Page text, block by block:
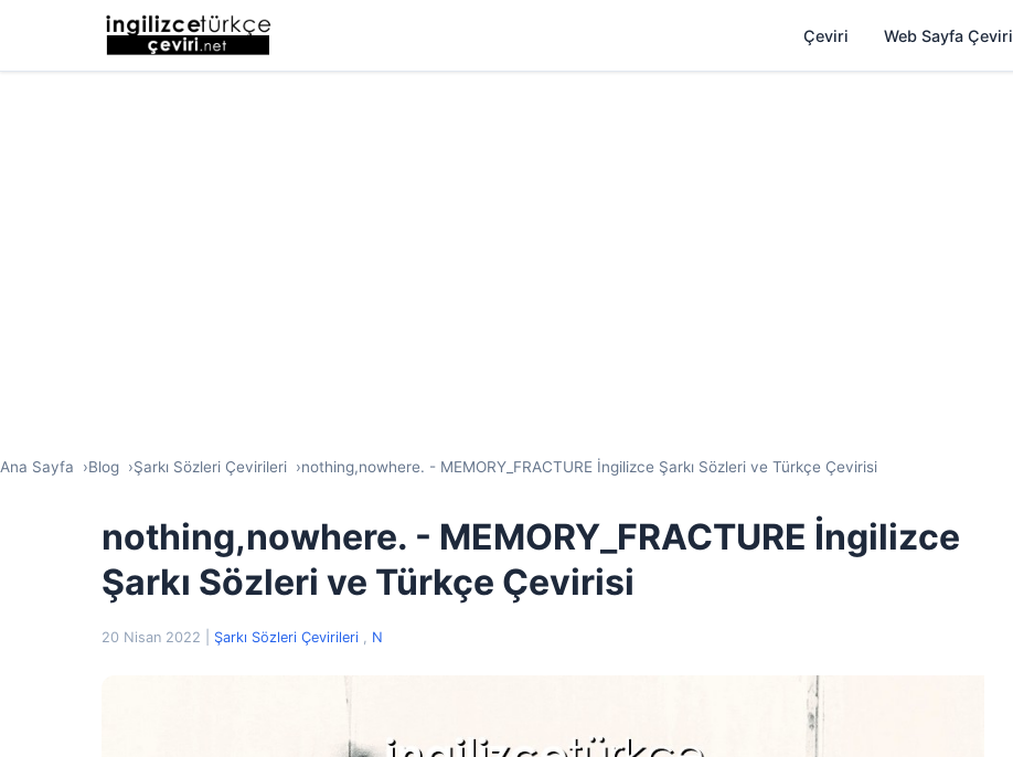
Çeviri Web Sayfa Çeviri
Ana Sayfa Blog Şarkı Sözleri Çevirileri nothing,nowhere. - MEMORY_FRACTURE İngilizce Şarkı Sözleri ve Türkçe Çevirisi
nothing,nowhere. - MEMORY_FRACTURE İngilizce
Şarkı Sözleri ve Türkçe Çevirisi
20 Nisan 2022 Şarkı Sözleri Çevirileri , N